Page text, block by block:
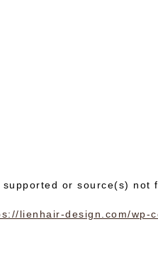
or source(s) not
lienhair-design.com/